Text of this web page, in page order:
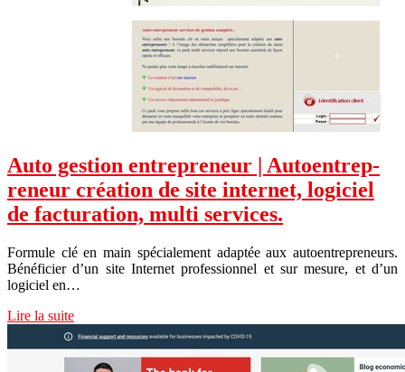
Auto gestion entrep­re­neur | Autoentrep­
re­neur création de site internet, logiciel
de facturation, multi services.
Formule clé en main spécialement adaptée aux autoentrepreneurs.
Bénéficier d’un site Internet professionnel et sur mesure, et d’un
logiciel en…
Lire la suite